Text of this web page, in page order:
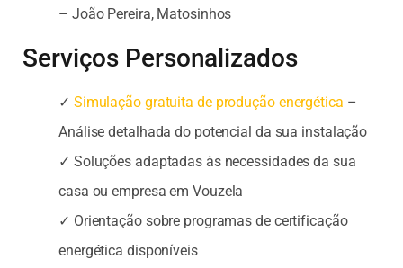
– João Pereira, Matosinhos
Serviços Personalizados
✓ Simulação gratuita de produção energética –
Análise detalhada do potencial da sua instalação
✓ Soluções adaptadas às necessidades da sua
casa ou empresa em Vouzela
✓ Orientação sobre programas de certificação
energética disponíveis